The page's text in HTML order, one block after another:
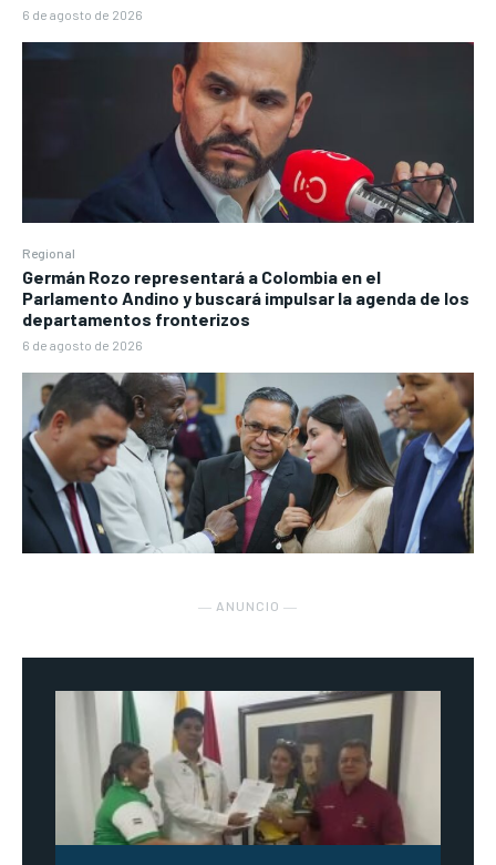
6 de agosto de 2026
Regional
Germán Rozo representará a Colombia en el
Parlamento Andino y buscará impulsar la agenda de los
departamentos fronterizos
6 de agosto de 2026
― ANUNCIO ―